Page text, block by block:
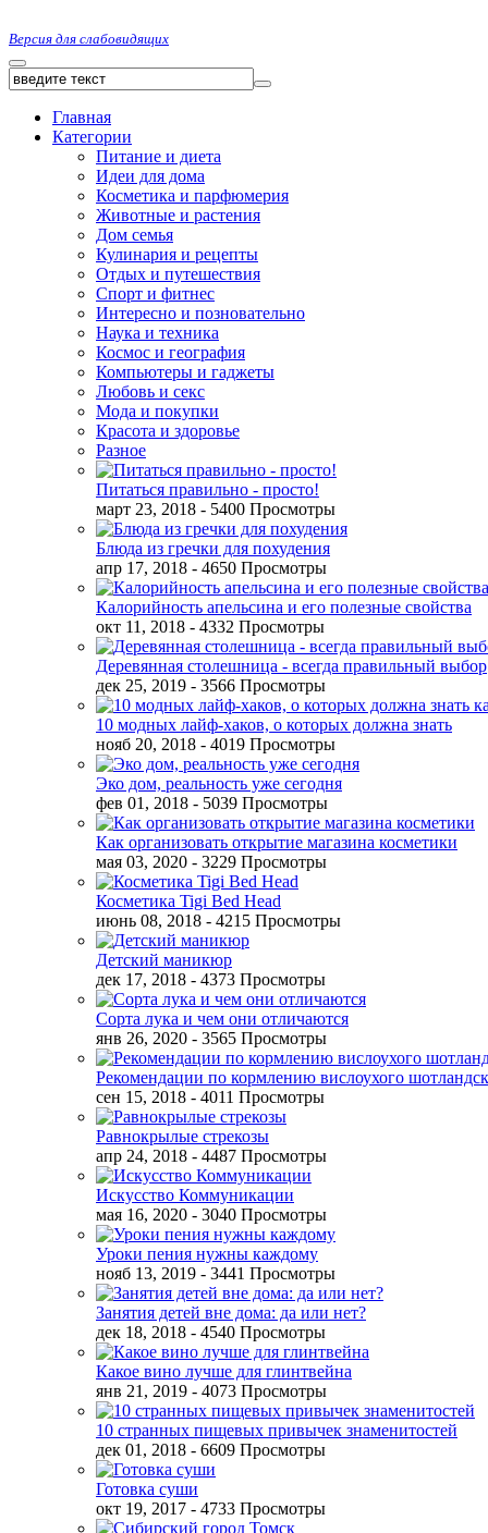
Версия для слабовидящих
Главная
Категории
Питание и диета
Идеи для дома
Косметика и парфюмерия
Животные и растения
Дом семья
Кулинария и рецепты
Отдых и путешествия
Спорт и фитнес
Интересно и позновательно
Наука и техника
Космос и география
Компьютеры и гаджеты
Любовь и секс
Мода и покупки
Красота и здоровье
Разное
Питаться правильно - просто!
март 23, 2018 - 5400 Просмотры
Блюда из гречки для похудения
апр 17, 2018 - 4650 Просмотры
Калорийность апельсина и его полезные свойства
окт 11, 2018 - 4332 Просмотры
Деревянная столешница - всегда правильный выбор
дек 25, 2019 - 3566 Просмотры
10 модных лайф-хаков, о которых должна знать
нояб 20, 2018 - 4019 Просмотры
Эко дом, реальность уже сегодня
фев 01, 2018 - 5039 Просмотры
Как организовать открытие магазина косметики
мая 03, 2020 - 3229 Просмотры
Косметика Tigi Bed Head
июнь 08, 2018 - 4215 Просмотры
Детский маникюр
дек 17, 2018 - 4373 Просмотры
Сорта лука и чем они отличаются
янв 26, 2020 - 3565 Просмотры
Рекомендации по кормлению вислоухого
сен 15, 2018 - 4011 Просмотры
Равнокрылые стрекозы
апр 24, 2018 - 4487 Просмотры
Искусство Коммуникации
мая 16, 2020 - 3040 Просмотры
Уроки пения нужны каждому
нояб 13, 2019 - 3441 Просмотры
Занятия детей вне дома: да или нет?
дек 18, 2018 - 4540 Просмотры
Какое вино лучше для глинтвейна
янв 21, 2019 - 4073 Просмотры
10 странных пищевых привычек знаменитостей
дек 01, 2018 - 6609 Просмотры
Готовка суши
окт 19, 2017 - 4733 Просмотры